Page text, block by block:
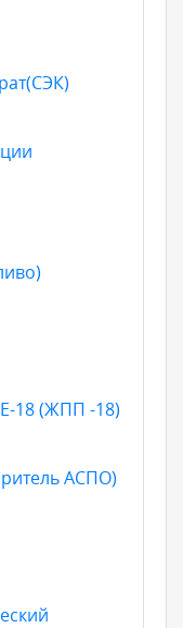
18 (ЖПП -18)
АСПО)